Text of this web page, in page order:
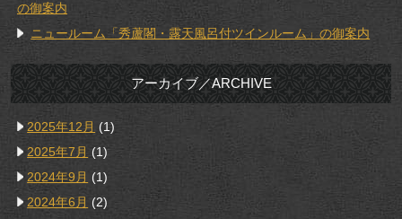
の御案内
ニュールーム「秀蘆閣・露天風呂付ツインルーム」の御案内
アーカイブ／ARCHIVE
2025年12月 (1)
2025年7月 (1)
2024年9月 (1)
2024年6月 (2)